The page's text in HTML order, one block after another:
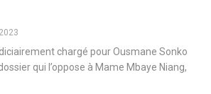
chargé pour Ousmane Sonko
qui l’oppose à Mame Mbaye Niang,